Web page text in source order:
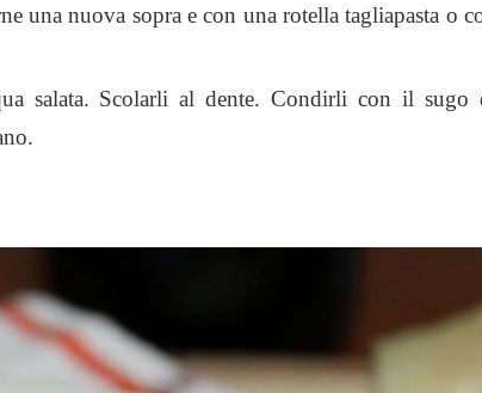
una nuova sopra e con una rotella tagliapasta o
salata. Scolarli al dente. Condirli con il sugo